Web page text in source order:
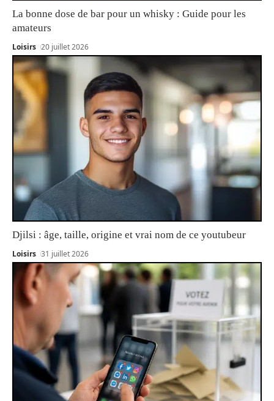
La bonne dose de bar pour un whisky : Guide pour les
amateurs
Loisirs 20 juillet 2026
Djilsi : âge, taille, origine et vrai nom de ce youtubeur
Loisirs 31 juillet 2026